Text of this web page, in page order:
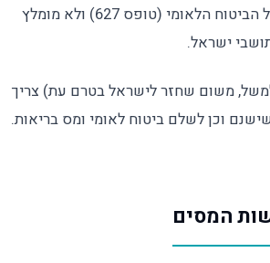
במקרה כזה חשוב להקפיד גם על מילוי דוח "ניתוק תושבות" מול הביטוח הלאומי (טופס 627) ולא מומלץ
ישראל.
משום שחזר לישראל בטרם עת) צריך
וכן לשלם ביטוח לאומי ומס בריאות.